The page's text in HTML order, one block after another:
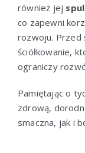
również jej
co zapewni
rozwoju. Przed
ściółkowanie,
ograniczy
Pamiętając o
zdrową,
smaczna, jak i